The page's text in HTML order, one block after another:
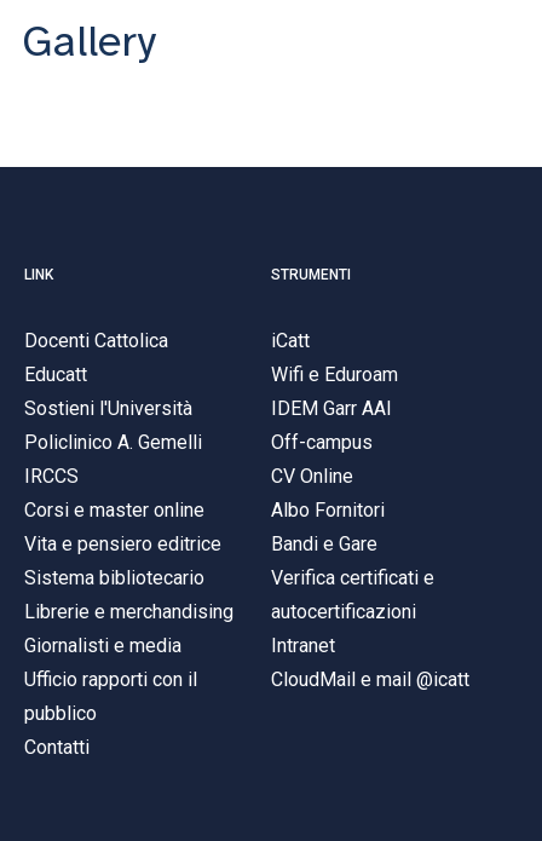
Gallery
LINK
Docenti Cattolica
Educatt
Sostieni l'Università
Policlinico A. Gemelli
IRCCS
Corsi e master online
Vita e pensiero editrice
Sistema bibliotecario
Librerie e merchandising
Giornalisti e media
Ufficio rapporti con il
pubblico
Contatti
STRUMENTI
iCatt
Wifi e Eduroam
IDEM Garr AAI
Off-campus
CV Online
Albo Fornitori
Bandi e Gare
Verifica certificati e
autocertificazioni
Intranet
CloudMail e mail @icatt